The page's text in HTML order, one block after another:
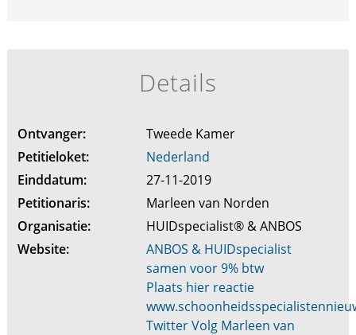
Details
Ontvanger:
Tweede Kamer
Petitieloket:
Nederland
Einddatum:
27-11-2019
Petitionaris:
Marleen van Norden
Organisatie:
HUIDspecialist® & ANBOS
Website:
ANBOS & HUIDspecialist
samen voor 9% btw
Plaats hier reactie
Twitter Volg Marleen van